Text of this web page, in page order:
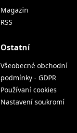
Magazin
RSS
Ostatní
Všeobecné obchodní
podmínky - GDPR
Používaní cookies
Nastavení soukromí